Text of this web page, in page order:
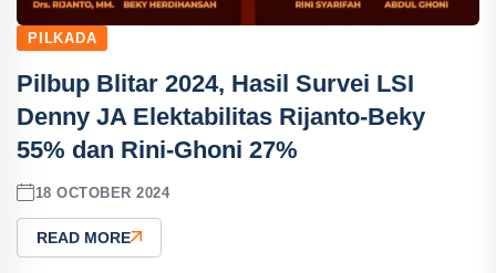
PILKADA
Pilbup Blitar 2024, Hasil Survei LSI
Denny JA Elektabilitas Rijanto-Beky
55% dan Rini-Ghoni 27%
18 OCTOBER 2024
READ MORE